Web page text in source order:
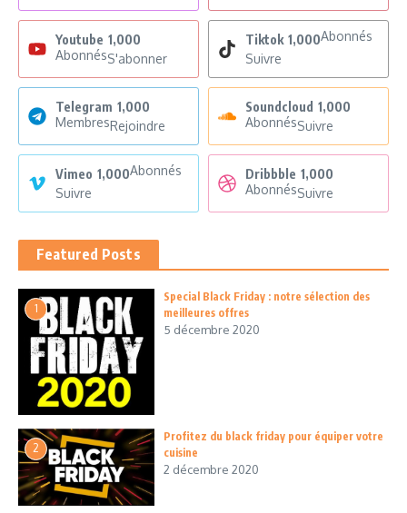
Youtube 1,000
AbonnésS'abonner
Tiktok 1,000Abonnés
Suivre
Telegram 1,000
MembresRejoindre
Soundcloud 1,000
AbonnésSuivre
Vimeo 1,000Abonnés
Suivre
Dribbble 1,000
AbonnésSuivre
Featured Posts
1
Special Black Friday : notre sélection des
meilleures offres
5 décembre 2020
2
Profitez du black friday pour équiper votre
cuisine
2 décembre 2020